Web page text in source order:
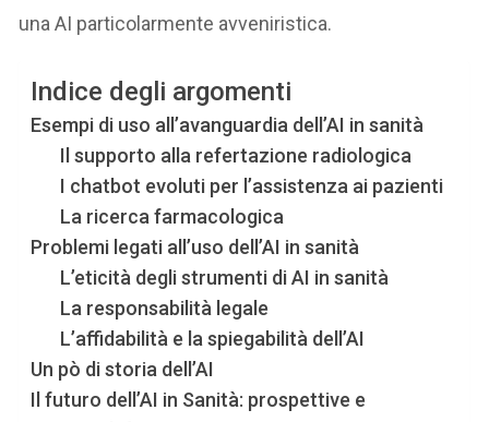
una AI particolarmente avveniristica.
Indice degli argomenti
Esempi di uso all’avanguardia dell’AI in sanità
Il supporto alla refertazione radiologica
I chatbot evoluti per l’assistenza ai pazienti
La ricerca farmacologica
Problemi legati all’uso dell’AI in sanità
L’eticità degli strumenti di AI in sanità
La responsabilità legale
L’affidabilità e la spiegabilità dell’AI
Un pò di storia dell’AI
Il futuro dell’AI in Sanità: prospettive e